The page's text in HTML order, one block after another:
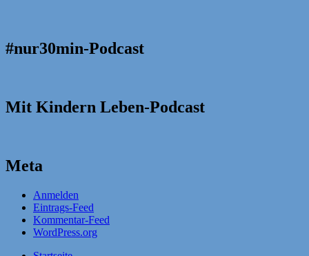
#nur30min-Podcast
Mit Kindern Leben-Podcast
Meta
Anmelden
Eintrags-Feed
Kommentar-Feed
WordPress.org